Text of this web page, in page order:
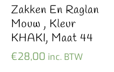
Zakken En Raglan
Mouw , Kleur
KHAKI, Maat 44
€28,00 inc. BTW